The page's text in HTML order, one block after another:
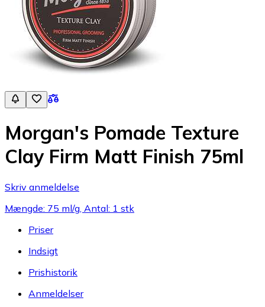
Morgan's Pomade Texture
Clay Firm Matt Finish 75ml
Skriv anmeldelse
Mængde: 75 ml/g, Antal: 1 stk
Priser
Indsigt
Prishistorik
Anmeldelser